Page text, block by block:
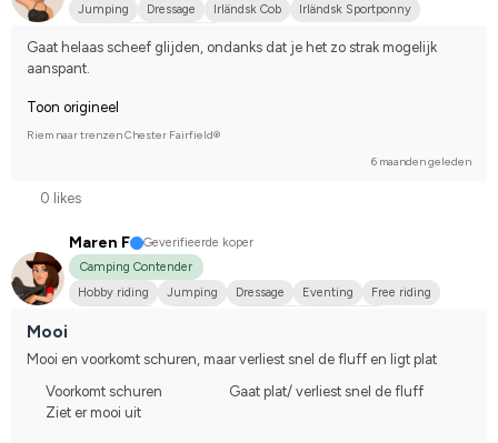
Jumping
Dressage Irländsk Cob
Irländsk Sportponny
Gaat helaas scheef glijden, ondanks dat je het zo strak mogelijk
aanspant.
Toon origineel
Riem naar trenzen Chester Fairfield®
6 maanden geleden
0 likes
Maren F
Geverifieerde koper
Camping Contender
Hobby riding
Jumping Dressage Eventing
Free riding
Norlandshäst
Norsk varmblodshäst
I do not compete
Mooi
Mooi en voorkomt schuren, maar verliest snel de fluff en ligt plat
Voorkomt schuren
Ziet er mooi uit
Gaat plat/ verliest snel de fluff